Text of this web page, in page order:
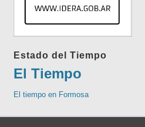
Estado del Tiempo
El Tiempo
El tiempo en Formosa